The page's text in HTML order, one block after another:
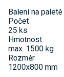
Balení na paletě
Počet
25 ks
Hmotnost
max. 1500 kg
Rozměr
1200x800 mm